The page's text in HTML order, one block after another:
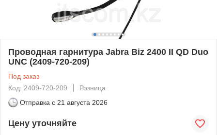
Проводная гарнитура Jabra Biz 2400 II QD Duo
UNC (2409-720-209)
Под заказ
Код: 2409-720-209
Розница
Отправка с 21 августа 2026
Цену уточняйте